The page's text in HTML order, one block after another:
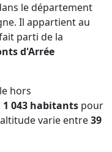
le département
Il appartient au
parti de la
d'Arrée
hors
1 043 habitants pour
varie entre39